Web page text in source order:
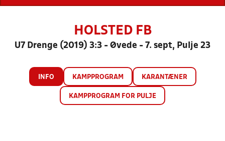
HOLSTED FB
U7 Drenge (2019) 3:3 - Øvede - 7. sept, Pulje 23
INFO KAMPPROGRAM KARANTÆNER
KAMPPROGRAM FOR PULJE